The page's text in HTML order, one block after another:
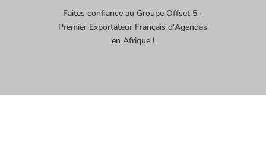
Faites confiance au Groupe Offset 5 -
Premier Exportateur Français d'Agendas
en Afrique !